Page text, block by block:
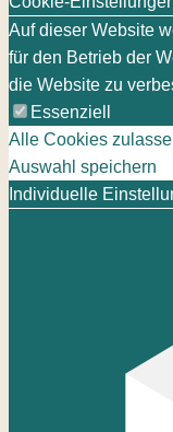
Auf dieser Website
für den Betrieb der
die Website zu
Essenziell
Alle Cookies
Auswahl speichern
Individuelle